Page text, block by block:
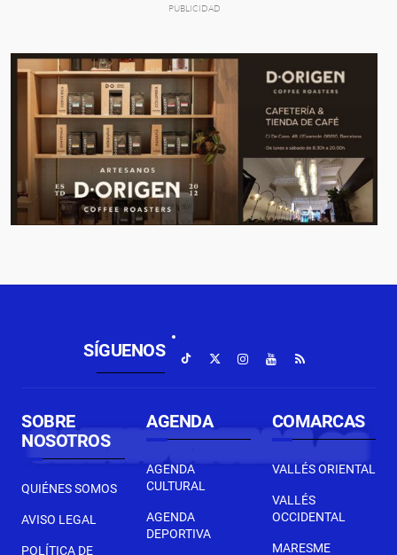
SÍGUENOS
SOBRE
NOSOTROS
QUIÉNES SOMOS
AVISO LEGAL
POLÍTICA DE
AGENDA
AGENDA
CULTURAL
AGENDA
DEPORTIVA
COMARCAS
VALLÉS ORIENTAL
VALLÉS
OCCIDENTAL
MARESME